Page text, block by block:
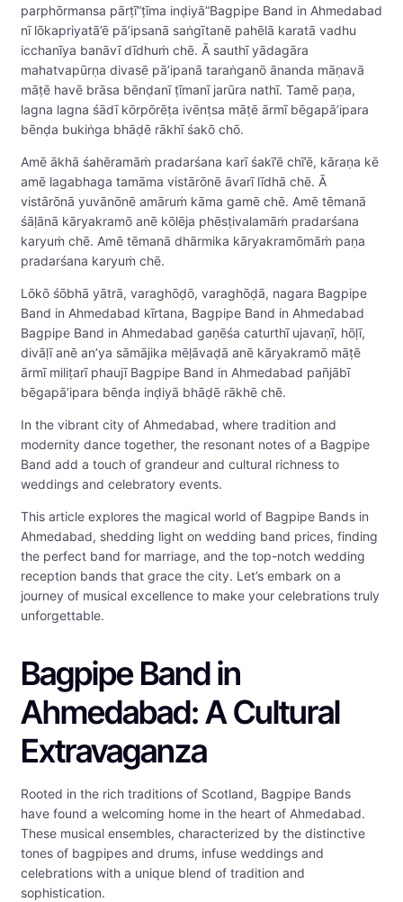
parphōrmansa pārṭī”ṭīma inḍiyā”Bagpipe Band in Ahmedabad
nī lōkapriyatā’ē pā’ipsanā saṅgītanē pahēlā karatā vadhu
icchanīya banāvī dīdhuṁ chē. Ā sauthī yādagāra
mahatvapūrṇa divasē pā’ipanā taraṅganō ānanda māṇavā
māṭē havē brāsa bēnḍanī ṭīmanī jarūra nathī. Tamē paṇa,
lagna lagna śādī kōrpōrēṭa ivēnṭsa māṭē ārmī bēgapā’ipara
bēnḍa bukiṅga bhāḍē rākhī śakō chō.
Amē ākhā śahēramāṁ pradarśana karī śakī’ē chī’ē, kāraṇa kē
amē lagabhaga tamāma vistārōnē āvarī līdhā chē. Ā
vistārōnā yuvānōnē amāruṁ kāma gamē chē. Amē tēmanā
śāḷānā kāryakramō anē kōlēja phēsṭivalamāṁ pradarśana
karyuṁ chē. Amē tēmanā dhārmika kāryakramōmāṁ paṇa
pradarśana karyuṁ chē.
Lōkō śōbhā yātrā, varaghōḍō, varaghōḍā, nagara Bagpipe
Band in Ahmedabad kīrtana, Bagpipe Band in Ahmedabad
Bagpipe Band in Ahmedabad gaṇēśa caturthī ujavaṇī, hōḷī,
divāḷī anē an’ya sāmājika mēḷāvaḍā anē kāryakramō māṭē
ārmī miliṭarī phaujī Bagpipe Band in Ahmedabad pan̄jābī
bēgapā’ipara bēnḍa inḍiyā bhāḍē rākhē chē.
In the vibrant city of Ahmedabad, where tradition and
modernity dance together, the resonant notes of a Bagpipe
Band add a touch of grandeur and cultural richness to
weddings and celebratory events.
This article explores the magical world of Bagpipe Bands in
Ahmedabad, shedding light on wedding band prices, finding
the perfect band for marriage, and the top-notch wedding
reception bands that grace the city. Let’s embark on a
journey of musical excellence to make your celebrations truly
unforgettable.
Bagpipe Band in
Ahmedabad: A Cultural
Extravaganza
Rooted in the rich traditions of Scotland, Bagpipe Bands
have found a welcoming home in the heart of Ahmedabad.
These musical ensembles, characterized by the distinctive
tones of bagpipes and drums, infuse weddings and
celebrations with a unique blend of tradition and
sophistication.